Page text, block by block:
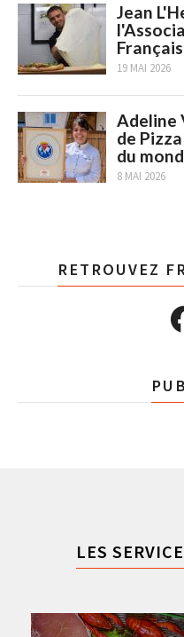
Jean
19 MAI 2026
Adeline
de
du
8 MAI 2026
RETROUVEZ
LES